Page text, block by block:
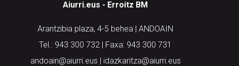
Aiurri.eus - Erroitz BM
Arantzibia plaza, 4-5 behea | ANDOAIN
Tel.: 943 300 732 | Faxa: 943 300 731
andoain@aiurri.eus | idazkaritza@aiurri.eus